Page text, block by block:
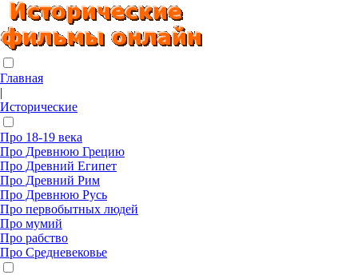
Главная
|
Исторические
Про 18-19 века
Про Древнюю Грецию
Про Древний Египет
Про Древний Рим
Про Древнюю Русь
Про первобытных людей
Про мумий
Про рабство
Про Средневековье